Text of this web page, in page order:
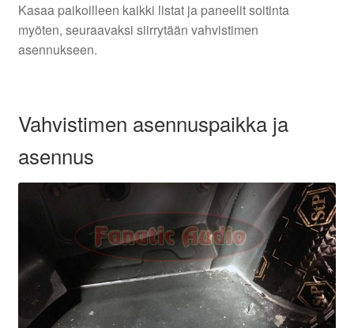
Kasaa paikoilleen kaikki listat ja paneelit soitinta
myöten, seuraavaksi siirrytään vahvistimen
asennukseen.
Vahvistimen asennuspaikka ja
asennus